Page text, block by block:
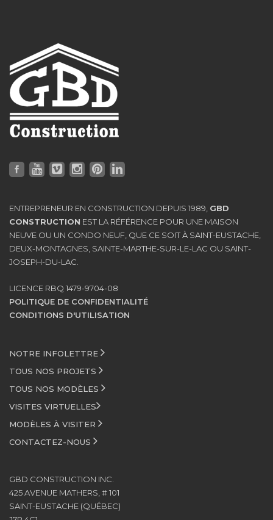
ENTREPRENEUR EN CONSTRUCTION DEPUIS 1989, GBD
CONSTRUCTION EST LA RÉFÉRENCE POUR UNE MAISON
NEUVE OU UN CONDO NEUF, QUE CE SOIT À SAINT-EUSTACHE,
DEUX-MONTAGNES, SAINTE-MARTHE-SUR-LE-LAC OU SAINT-
JOSEPH-DU-LAC.
LICENCE RBQ 1479-9704-08
POLITIQUE DE CONFIDENTIALITÉ
CONDITIONS D'UTILISATION
NOTRE INFOLETTRE
TOUS NOS PROJETS
TOUS NOS MODÈLES
VISITES VIRTUELLES
MODÈLES À VISITER
CONTACTEZ-NOUS
GBD CONSTRUCTION INC.
425 AVENUE MATHERS, # 101
SAINT-EUSTACHE (QUÉBEC)